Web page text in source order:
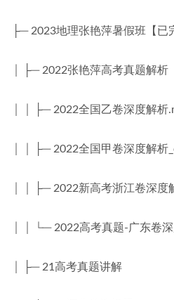
├─ 2023地理张艳萍暑假班【已
│ ├─ 2022张艳萍高考真题解析
│ │ ├─ 2022全国乙卷深度解析
│ │ ├─ 2022全国甲卷深度解析
│ │ ├─ 2022新高考浙江卷深度
│ │ └─ 2022高考真题-广东卷深
│ ├─ 21高考真题讲解